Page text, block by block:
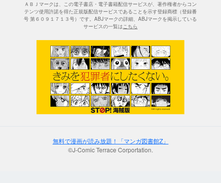
ＡＢＪマークは、この電子書店・電子書籍配信サービスが、著作権者からコン
テンツ使用許諾を得た正規版配信サービスであることを示す登録商標（登録番
号 第６０９１７１３号）です。ABJマークの詳細、ABJマークを掲示している
サービスの一覧はこちら
無料で漫画が読み放題！「マンガ図書館Z」
©J-Comic Terrace Corportation.